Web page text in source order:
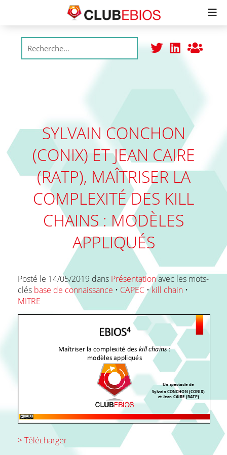
Adhésion
College
Labels
Contact
SYLVAIN CONCHON
(CONIX) ET JEAN CAIRE
(RATP), MAÎTRISER LA
COMPLEXITÉ DES KILL
CHAINS : MODÈLES
APPLIQUÉS
Posté le 14/05/2019 dans Présentationavec les mots-
clés base de connaissance • CAPEC •kill chain •
MITRE
> Télécharger